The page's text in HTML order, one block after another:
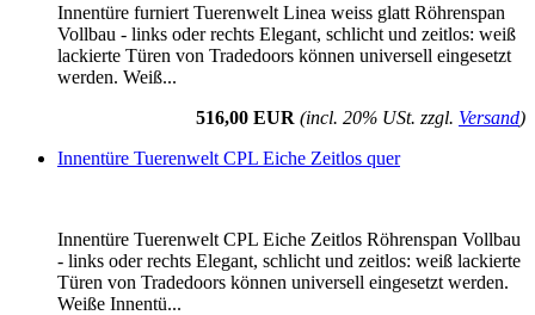
Innentüre furniert Tuerenwelt Linea weiss glatt Röhrenspan
Vollbau - links oder rechts Elegant, schlicht und zeitlos: weiß
lackierte Türen von Tradedoors können universell eingesetzt
werden. Weiß...
516,00 EUR (incl. 20% USt. zzgl. Versand)
Innentüre Tuerenwelt CPL Eiche Zeitlos quer
Innentüre Tuerenwelt CPL Eiche Zeitlos Röhrenspan Vollbau
- links oder rechts Elegant, schlicht und zeitlos: weiß lackierte
Türen von Tradedoors können universell eingesetzt werden.
Weiße Innentü...